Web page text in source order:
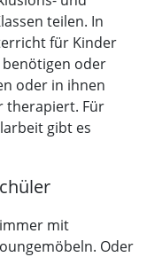
teilen. In
für Kinder
oder
oder in ihnen
therapiert. Für
gibt es
mit
Oder